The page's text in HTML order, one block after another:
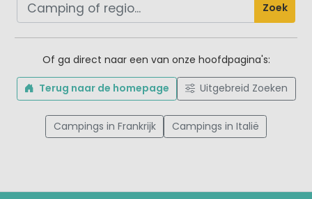
Zoek
Of ga direct naar een van onze hoofdpagina's:
Terug naar de homepage Uitgebreid Zoeken
Campings in Frankrijk Campings in Italië